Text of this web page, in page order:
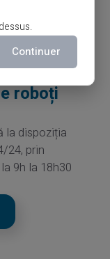
de
roboți
la dispoziția
24, prin
9h la 18h30
Continuer